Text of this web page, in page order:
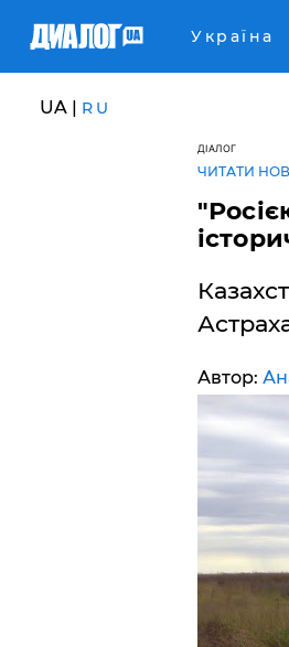
Україна
UA | RU
ДІАЛОГ
ЧИТАТИ
Автор: